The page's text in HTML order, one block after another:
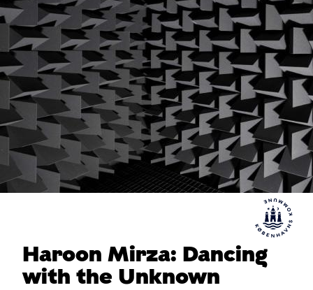
Haroon Mirza: Dancing
with the Unknown